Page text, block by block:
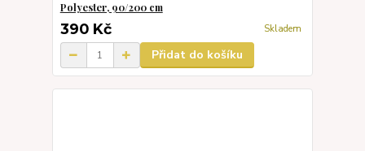
Polyester, 90/200 cm
390 Kč Skladem
Přidat do košíku